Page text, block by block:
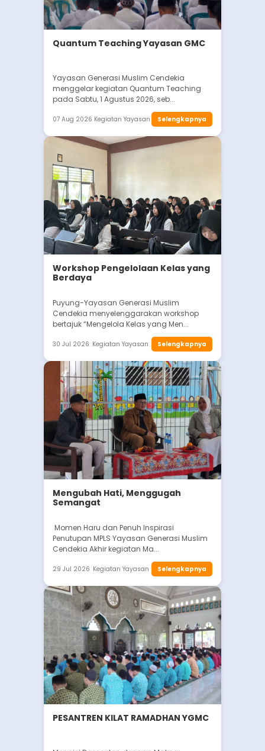
Quantum Teaching Yayasan GMC
Yayasan Generasi Muslim Cendekia
menggelar kegiatan Quantum Teaching
pada Sabtu, 1 Agustus 2026, seb...
07 Aug 2026 Kegiatan Yayasan Selengkapnya
Workshop Pengelolaan Kelas yang
Berdaya
Puyung-Yayasan Generasi Muslim
Cendekia menyelenggarakan workshop
bertajuk “Mengelola Kelas yang Men...
30 Jul 2026 Kegiatan Yayasan Selengkapnya
Mengubah Hati, Menggugah
Semangat
Momen Haru dan Penuh Inspirasi
Penutupan MPLS Yayasan Generasi Muslim
Cendekia Akhir kegiatan Ma...
29 Jul 2026 Kegiatan Yayasan Selengkapnya
PESANTREN KILAT RAMADHAN YGMC